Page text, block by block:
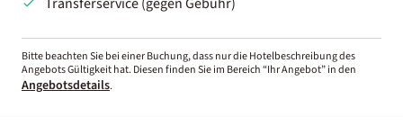
Bitte beachten Sie bei einer Buchung, dass nur die Hotelbeschreibung des
Angebots Gültigkeit hat. Diesen finden Sie im Bereich “Ihr Angebot” in den
Angebotsdetails.